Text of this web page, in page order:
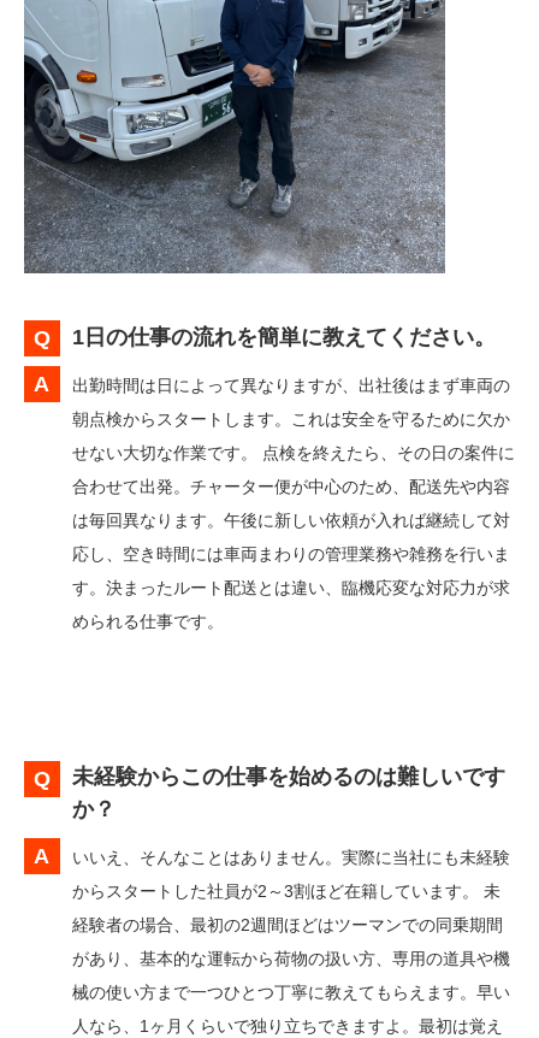
1日の仕事の流れを簡単に教えてください。
出勤時間は日によって異なりますが、出社後はまず車両の
朝点検からスタートします。これは安全を守るために欠か
せない大切な作業です。 点検を終えたら、その日の案件に
合わせて出発。チャーター便が中心のため、配送先や内容
は毎回異なります。午後に新しい依頼が入れば継続して対
応し、空き時間には車両まわりの管理業務や雑務を行いま
す。決まったルート配送とは違い、臨機応変な対応力が求
められる仕事です。
未経験からこの仕事を始めるのは難しいです
か？
いいえ、そんなことはありません。実際に当社にも未経験
からスタートした社員が2～3割ほど在籍しています。 未
経験者の場合、最初の2週間ほどはツーマンでの同乗期間
があり、基本的な運転から荷物の扱い方、専用の道具や機
械の使い方まで一つひとつ丁寧に教えてもらえます。早い
人なら、1ヶ月くらいで独り立ちできますよ。最初は覚え